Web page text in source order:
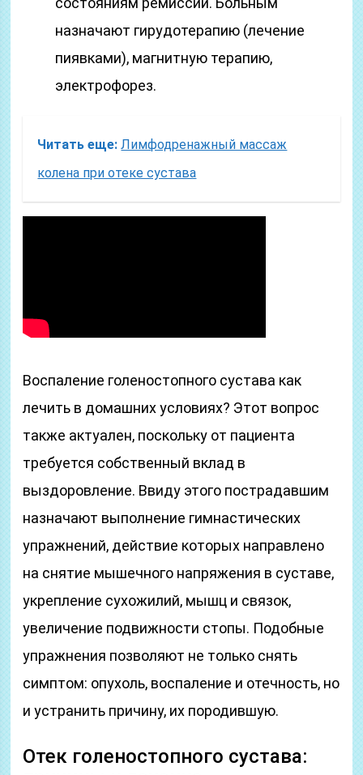
назначают гирудотерапию (лечение
пиявками), магнитную терапию,
электрофорез.
Читать еще: Лимфодренажный массаж
колена при отеке сустава
Воспаление голеностопного сустава как
лечить в домашних условиях? Этот вопрос
также актуален, поскольку от пациента
требуется собственный вклад в
выздоровление. Ввиду этого пострадавшим
назначают выполнение гимнастических
упражнений, действие которых направлено
на снятие мышечного напряжения в суставе,
укрепление сухожилий, мышц и связок,
увеличение подвижности стопы. Подобные
упражнения позволяют не только снять
симптом: опухоль, воспаление и отечность, но
и устранить причину, их породившую.
Отек голеностопного сустава: